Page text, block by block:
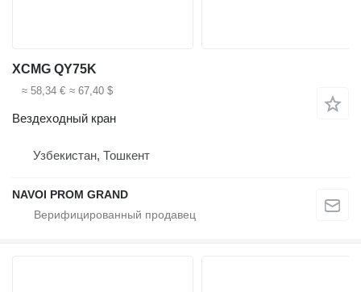
XCMG QY75K
≈ 58,34 € ≈ 67,40 $
Вездеходный кран
Узбекистан, Тошкент
NAVOI PROM GRAND